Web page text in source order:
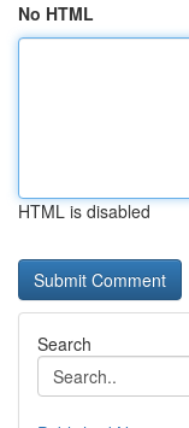
No HTML
HTML is disabled
Search